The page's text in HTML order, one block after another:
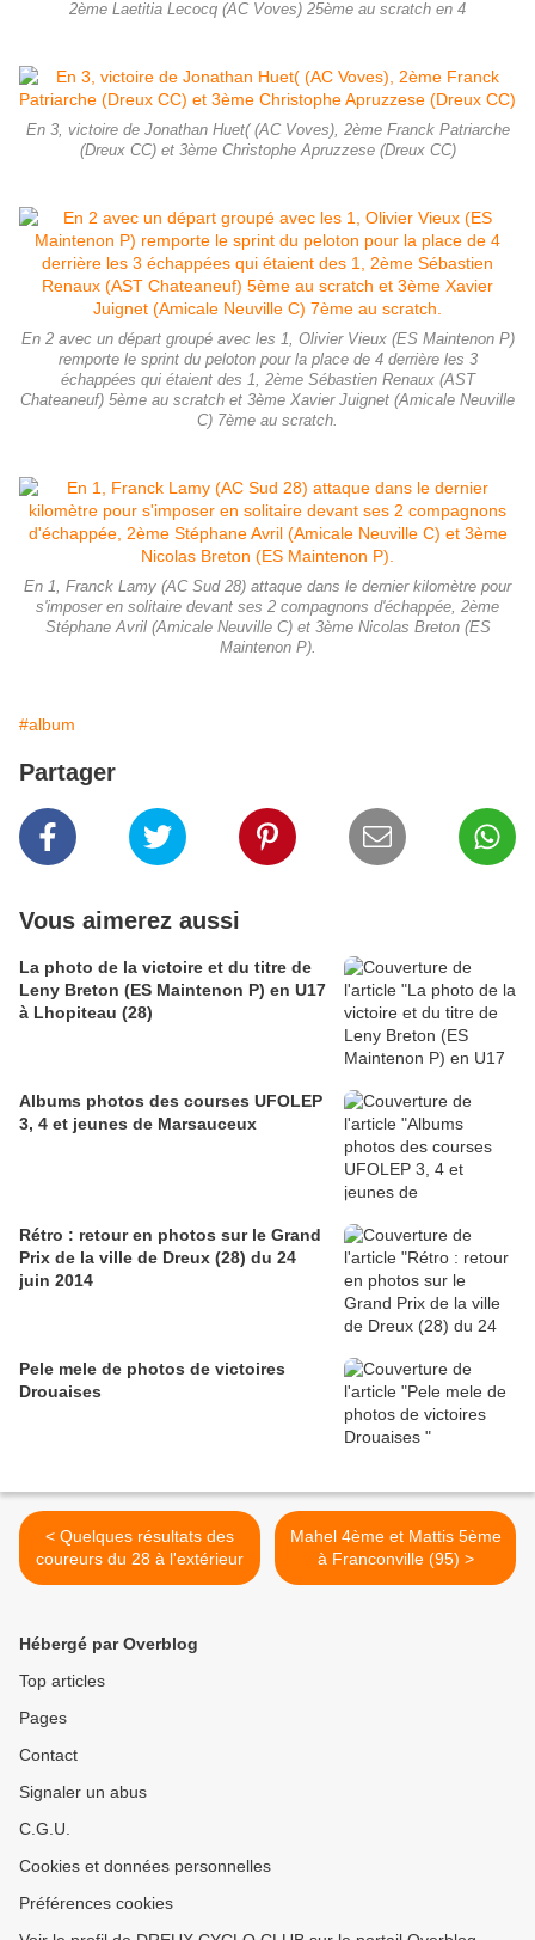
2ème Laetitia Lecocq (AC Voves) 25ème au scratch en 4
En 3, victoire de Jonathan Huet( (AC Voves), 2ème Franck Patriarche
(Dreux CC) et 3ème Christophe Apruzzese (Dreux CC)
En 2 avec un départ groupé avec les 1, Olivier Vieux (ES Maintenon P)
remporte le sprint du peloton pour la place de 4 derrière les 3
échappées qui étaient des 1, 2ème Sébastien Renaux (AST
Chateaneuf) 5ème au scratch et 3ème Xavier Juignet (Amicale Neuville
C) 7ème au scratch.
En 1, Franck Lamy (AC Sud 28) attaque dans le dernier kilomètre pour
s'imposer en solitaire devant ses 2 compagnons d'échappée, 2ème
Stéphane Avril (Amicale Neuville C) et 3ème Nicolas Breton (ES
Maintenon P).
#album
Partager
Vous aimerez aussi
La photo de la victoire et du titre de
Leny Breton (ES Maintenon P) en U17
à Lhopiteau (28)
Albums photos des courses UFOLEP
3, 4 et jeunes de Marsauceux
Rétro : retour en photos sur le Grand
Prix de la ville de Dreux (28) du 24
juin 2014
Pele mele de photos de victoires
Drouaises
< Quelques résultats des
coureurs du 28 à l'extérieur
Mahel 4ème et Mattis 5ème
à Franconville (95) >
Hébergé par Overblog
Top articles
Pages
Contact
Signaler un abus
C.G.U.
Cookies et données personnelles
Préférences cookies